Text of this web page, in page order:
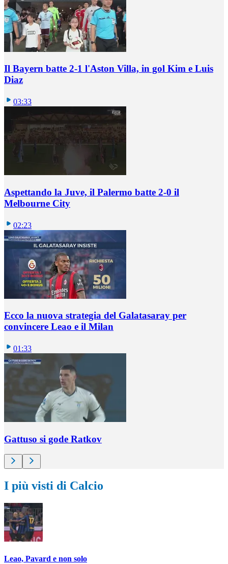
Il Bayern batte 2-1 l'Aston Villa, in gol Kim e Luis
Diaz
03:33
Aspettando la Juve, il Palermo batte 2-0 il
Melbourne City
02:23
Ecco la nuova strategia del Galatasaray per
convincere Leao e il Milan
01:33
Gattuso si gode Ratkov
I più visti di Calcio
Leao, Pavard e non solo